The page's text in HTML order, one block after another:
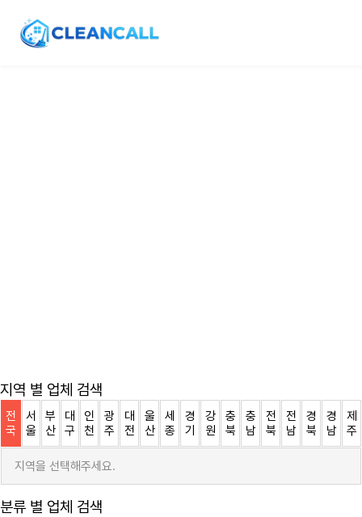
지역 별 업체 검색
전
국
서
울
부
산
대
구
인
천
광
주
대
전
울
산
세
종
경
기
강
원
충
북
충
남
전
북
전
남
경
북
경
남
제
주
지역을 선택해주세요.
분류 별 업체 검색